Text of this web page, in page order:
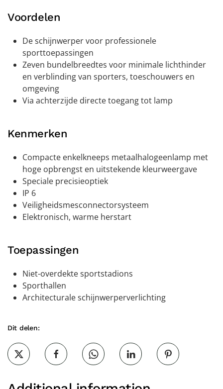
Voordelen
De schijnwerper voor professionele
sporttoepassingen
Zeven bundelbreedtes voor minimale lichthinder
en verblinding van sporters, toeschouwers en
omgeving
Via achterzijde directe toegang tot lamp
Kenmerken
Compacte enkelkneeps metaalhalogeenlamp met
hoge opbrengst en uitstekende kleurweergave
Speciale precisieoptiek
IP 6
Veiligheidsmesconnectorsysteem
Elektronisch, warme herstart
Toepassingen
Niet-overdekte sportstadions
Sporthallen
Architecturale schijnwerperverlichting
Dit delen: